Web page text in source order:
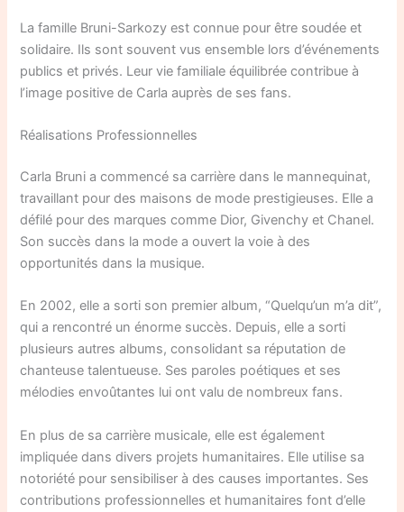
La famille Bruni-Sarkozy est connue pour être soudée et
solidaire. Ils sont souvent vus ensemble lors d’événements
publics et privés. Leur vie familiale équilibrée contribue à
l’image positive de Carla auprès de ses fans.
Réalisations Professionnelles
Carla Bruni a commencé sa carrière dans le mannequinat,
travaillant pour des maisons de mode prestigieuses. Elle a
défilé pour des marques comme Dior, Givenchy et Chanel.
Son succès dans la mode a ouvert la voie à des
opportunités dans la musique.
En 2002, elle a sorti son premier album, “Quelqu’un m’a dit”,
qui a rencontré un énorme succès. Depuis, elle a sorti
plusieurs autres albums, consolidant sa réputation de
chanteuse talentueuse. Ses paroles poétiques et ses
mélodies envoûtantes lui ont valu de nombreux fans.
En plus de sa carrière musicale, elle est également
impliquée dans divers projets humanitaires. Elle utilise sa
notoriété pour sensibiliser à des causes importantes. Ses
contributions professionnelles et humanitaires font d’elle